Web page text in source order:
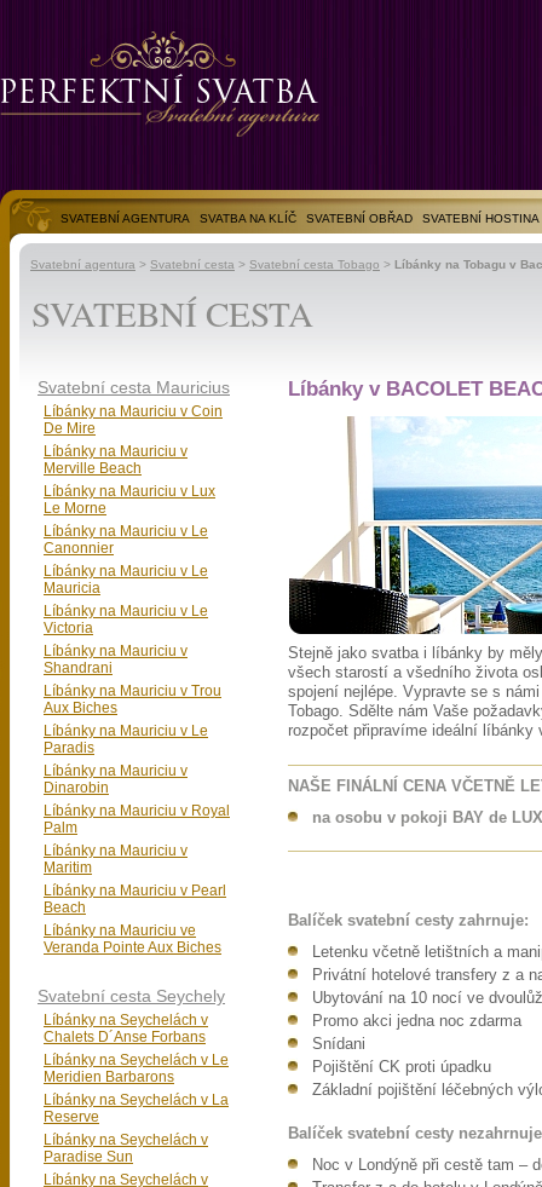
SVATEBNÍ AGENTURA SVATBA NA KLÍČ SVATEBNÍ OBŘAD
SVATEBNÍ HOSTINA
SVATEBNÍ FOTOGALERIE
Svatební agentura > Svatební cesta > Svatební cesta Tobago > Líbánky na Tobagu v
SVATEBNÍ CESTA
Líbánky v BACOLET
Stejně jako svatba i líbánky by
všech starostí a všedního života
spojení nejlépe. Vypravte se s
Tobago. Sdělte nám Vaše
rozpočet připravíme ideální
NAŠE FINÁLNÍ CENA VČETNĚ
na osobu v pokoji BAY de
Balíček svatební cesty zahrnuje:
Letenku včetně letištních a
Privátní hotelové transfery z a
Ubytování na 10 nocí ve
Promo akci jedna noc zdarma
Snídani
Pojištění CK proti úpadku
Základní pojištění léčebných
Balíček svatební cesty
Noc v Londýně při cestě tam –
Svatební cesta Mauricius
Líbánky na Mauriciu v Coin
De Mire
Líbánky na Mauriciu v
Merville Beach
Líbánky na Mauriciu v Lux
Le Morne
Líbánky na Mauriciu v Le
Canonnier
Líbánky na Mauriciu v Le
Mauricia
Líbánky na Mauriciu v Le
Victoria
Líbánky na Mauriciu v
Shandrani
Líbánky na Mauriciu v Trou
Aux Biches
Líbánky na Mauriciu v Le
Paradis
Líbánky na Mauriciu v
Dinarobin
Líbánky na Mauriciu v Royal
Palm
Líbánky na Mauriciu v
Maritim
Líbánky na Mauriciu v Pearl
Beach
Líbánky na Mauriciu ve
Veranda Pointe Aux Biches
Svatební cesta Seychely
Líbánky na Seychelách v
Chalets D´Anse Forbans
Líbánky na Seychelách v Le
Meridien Barbarons
Líbánky na Seychelách v La
Reserve
Líbánky na Seychelách v
Paradise Sun
Líbánky na Seychelách v